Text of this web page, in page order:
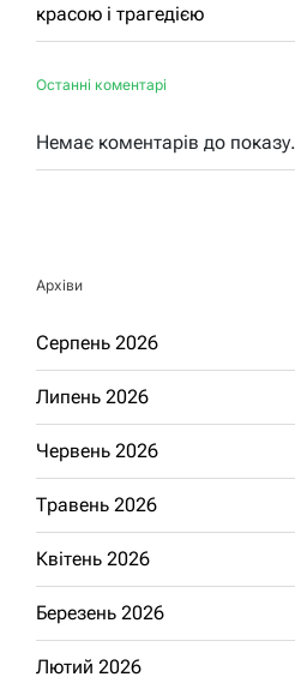
красою і трагедією
Останні коментарі
Немає коментарів до показу.
Архіви
Серпень 2026
Липень 2026
Червень 2026
Травень 2026
Квітень 2026
Березень 2026
Лютий 2026